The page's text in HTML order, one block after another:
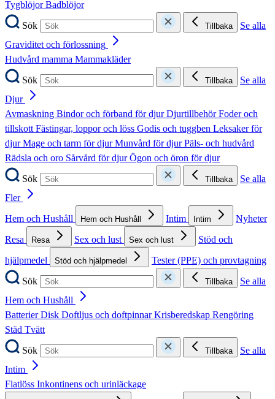
TygblöjorBadblöjor
Sök
Tillbaka
Se alla
Graviditet och förlossning
Hudvård mamma Mammakläder
Sök
Tillbaka
Se alla
Djur
Avmaskning Bindor och förband för djurDjurtillbehörFoder och
tillskottFästingar, loppor och löss Godis och tuggben Leksaker för
djurMage och tarm för djurMunvård för djurPäls- och hudvård
Rädsla och oro Sårvård för djurÖgon och öron för djur
Sök
Tillbaka
Se alla
Fler
Hem och Hushåll
Hem och Hushåll Intim Intim
Nyheter
Resa
Resa Sex och lust Sex och lust
Stöd och
hjälpmedel
Stöd och hjälpmedel
Tester (PPE) och provtagning
Sök
Tillbaka
Se alla
Hem och Hushåll
BatterierDisk Doftljus och doftpinnarKrisberedskap Rengöring
Städ Tvätt
Sök
Tillbaka
Se alla
Intim
Flatlöss Inkontinens och urinläckage